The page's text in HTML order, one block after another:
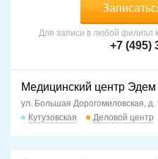
Для записи в любой филиал
+7 (495)
Медицинский центр Эдем
ул. Большая Дорогомиловская, д.
Кутузовская
Деловой центр